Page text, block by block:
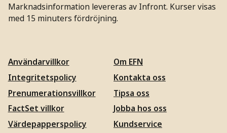
Marknadsinformation levereras av Infront. Kurser visas
med 15 minuters fördröjning.
Användarvillkor
Integritetspolicy
Prenumerationsvillkor
FactSet villkor
Värdepapperspolicy
Om EFN
Kontakta oss
Tipsa oss
Jobba hos oss
Kundservice